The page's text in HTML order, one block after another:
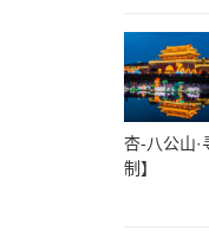
杏-八公山·
制】